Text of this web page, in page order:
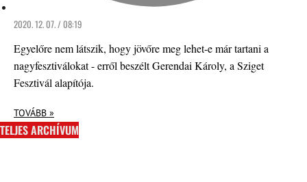
2020. 12. 07. / 08:19
Egyelőre nem látszik, hogy jövőre meg lehet-e már tartani a
nagyfesztiválokat - erről beszélt Gerendai Károly, a Sziget
Fesztivál alapítója.
TOVÁBB »
TELJES ARCHÍVUM